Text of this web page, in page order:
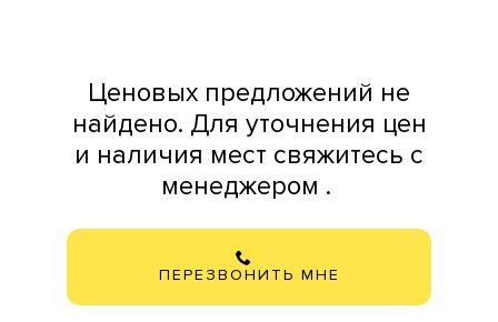
Ценовых предложений не
найдено. Для уточнения цен
и наличия мест свяжитесь с
менеджером .
ПЕРЕЗВОНИТЬ МНЕ